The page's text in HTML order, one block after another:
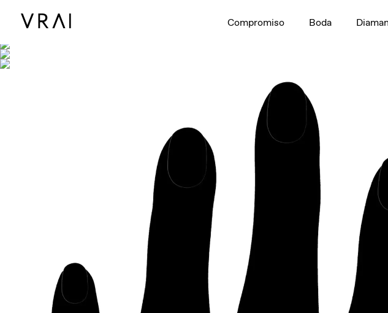
Compromiso Boda